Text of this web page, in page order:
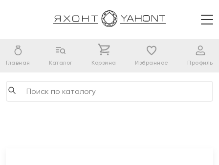
Главная Каталог Корзина Избранное Профиль